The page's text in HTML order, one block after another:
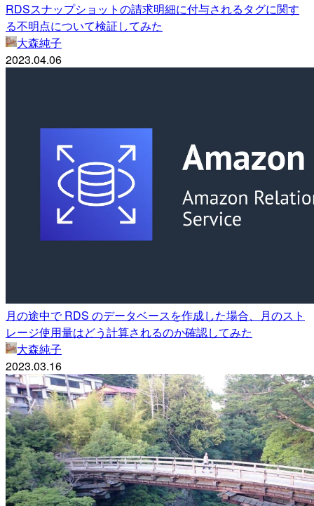
RDSスナップショットの請求明細に付与されるタグに関す
る不明点について検証してみた
大森純子
2023.04.06
月の途中で RDS のデータベースを作成した場合、月のスト
レージ使用量はどう計算されるのか確認してみた
大森純子
2023.03.16